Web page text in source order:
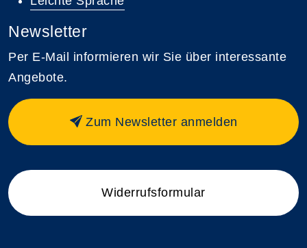
Newsletter
Per E-Mail informieren wir Sie über interessante
Angebote.
Zum Newsletter anmelden
Widerrufsformular